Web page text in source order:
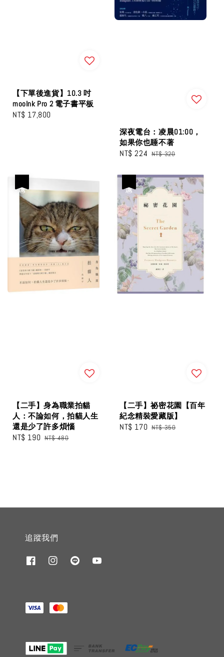
【下單後進貨】10.3 吋
mooInk Pro 2 電子書平板
Regular
NT$ 17,800
深夜電台：凌晨01:00，
如果你也睡不著
Sale
NT$ 224 Regular
NT$ 320
【二手】身為職業拍貓
人：不論如何，拍貓人生
還是少了許多煩惱
Sale
NT$ 190 Regular
NT$ 480
【二手】祕密花園【百年
紀念精裝愛藏版】
Sale
NT$ 170 Regular
NT$ 350
追蹤我們